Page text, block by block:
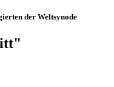
der Weltsynode